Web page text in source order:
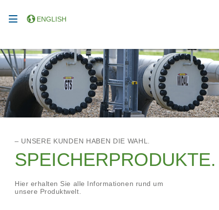
ENGLISH
– UNSERE KUNDEN HABEN DIE WAHL.
SPEICHERPRODUKTE.
Hier erhalten Sie alle Informationen rund um
unsere Produktwelt.